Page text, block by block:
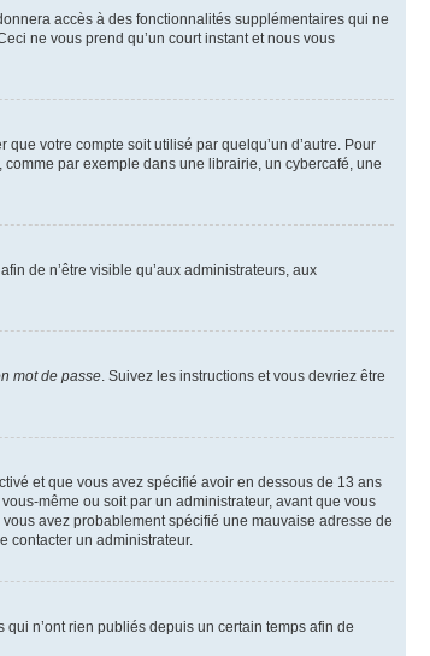
accès à des fonctionnalités supplémentaires qui ne
ne vous prend qu’un court instant et nous vous
votre compte soit utilisé par quelqu’un d’autre. Pour
par exemple dans une librairie, un cybercafé, une
afin de n’être visible qu’aux administrateurs, aux
mot de passe. Suivez les instructions et vous devriez être
et que vous avez spécifié avoir en dessous de 13 ans
même ou soit par un administrateur, avant que vous
avez probablement spécifié une mauvaise adresse de
contacter un administrateur.
n’ont rien publiés depuis un certain temps afin de